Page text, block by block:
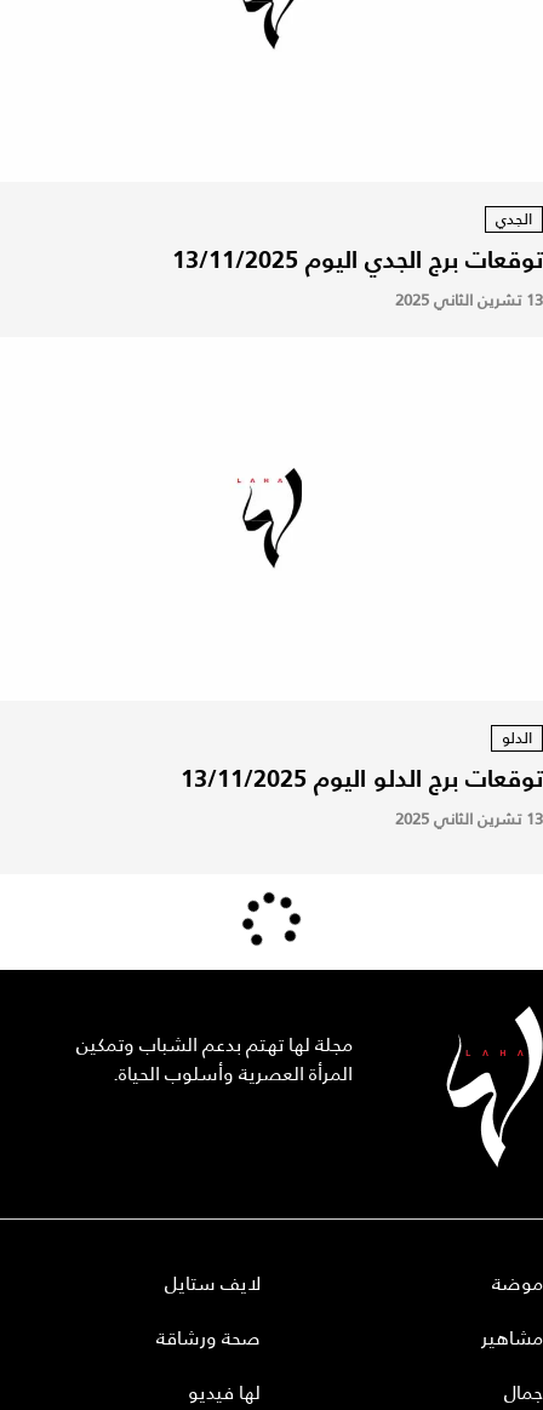
الجدي
توقعات برج الجدي اليوم 13/11/2025
13 تشرين الثاني 2025
الدلو
توقعات برج الدلو اليوم 13/11/2025
13 تشرين الثاني 2025
مجلة لها تهتم بدعم الشباب وتمكين
المرأة العصرية وأسلوب الحياة.
موضة
مشاهير
جمال
لايف ستايل
صحة ورشاقة
لها فيديو